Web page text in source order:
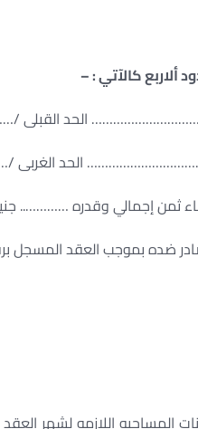
ألاربع كالآتي : –
الحد
الحد
المساحيه اللازمه لشهر